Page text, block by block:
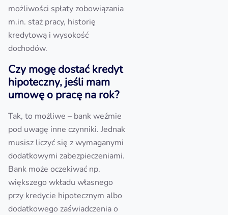
możliwości spłaty zobowiązania
m.in. staż pracy, historię
kredytową i wysokość
dochodów.
Czy mogę dostać kredyt
hipoteczny, jeśli mam
umowę o pracę na rok?
Tak, to możliwe – bank weźmie
pod uwagę inne czynniki. Jednak
musisz liczyć się z wymaganymi
dodatkowymi zabezpieczeniami.
Bank może oczekiwać np.
większego wkładu własnego
przy kredycie hipotecznym albo
dodatkowego zaświadczenia o